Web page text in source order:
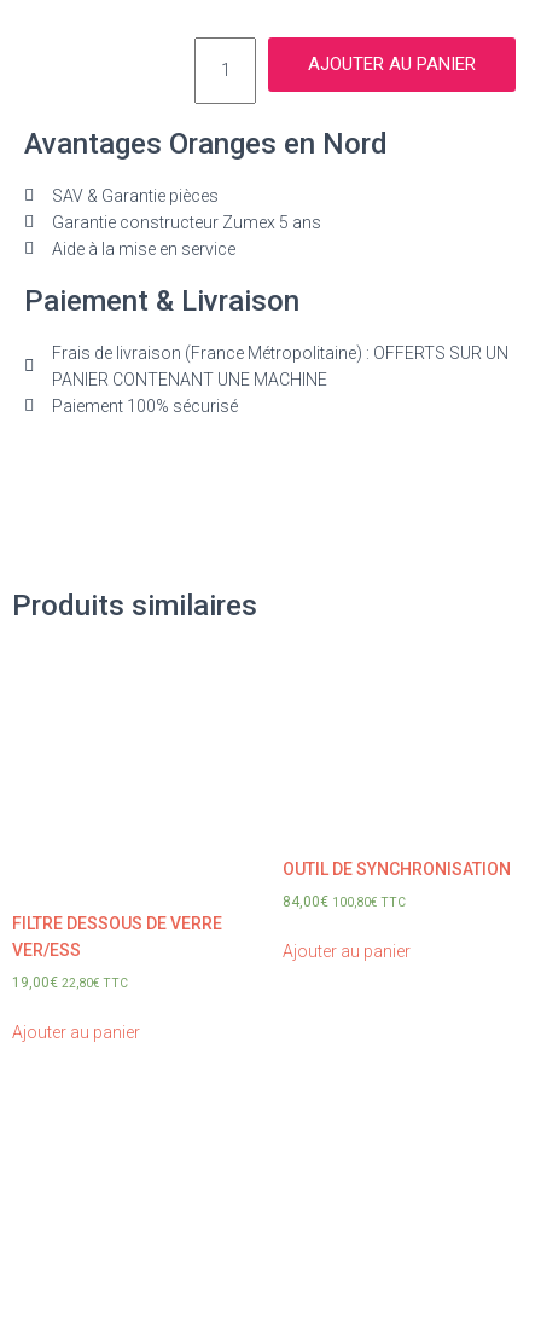
AJOUTER AU PANIER
Avantages Oranges en Nord
SAV & Garantie pièces
Garantie constructeur Zumex 5 ans
Aide à la mise en service
Paiement & Livraison
Frais de livraison (France Métropolitaine) : OFFERTS SUR UN
PANIER CONTENANT UNE MACHINE
Paiement 100% sécurisé
Produits similaires
FILTRE DESSOUS DE VERRE
VER/ESS
19,00€ 22,80€ TTC
Ajouter au panier
OUTIL DE SYNCHRONISATION
84,00€ 100,80€ TTC
Ajouter au panier